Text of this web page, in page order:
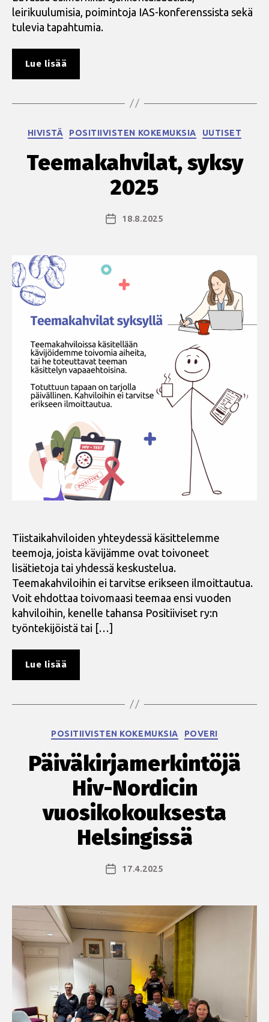
leirikuulumisia, poimintoja IAS-konferenssista sekä
tulevia tapahtumia.
Lue lisää
luettavissa
Kategoriat
HIVISTÄ POSITIIVISTEN KOKEMUKSIA UUTISET
Teemakahvilat, syksy
2025
Julkaisupäivämäärä
18.8.2025
Tiistaikahviloiden yhteydessä käsittelemme
teemoja, joista kävijämme ovat toivoneet
lisätietoja tai yhdessä keskustelua.
Teemakahviloihin ei tarvitse erikseen ilmoittautua.
Voit ehdottaa toivomaasi teemaa ensi vuoden
kahviloihin, kenelle tahansa Positiiviset ry:n
työntekijöistä tai […]
Lue lisää
Kategoriat
POSITIIVISTEN KOKEMUKSIA POVERI
Päiväkirjamerkintöjä
Hiv-Nordicin
vuosikokouksesta
Helsingissä
Julkaisupäivämäärä
17.4.2025